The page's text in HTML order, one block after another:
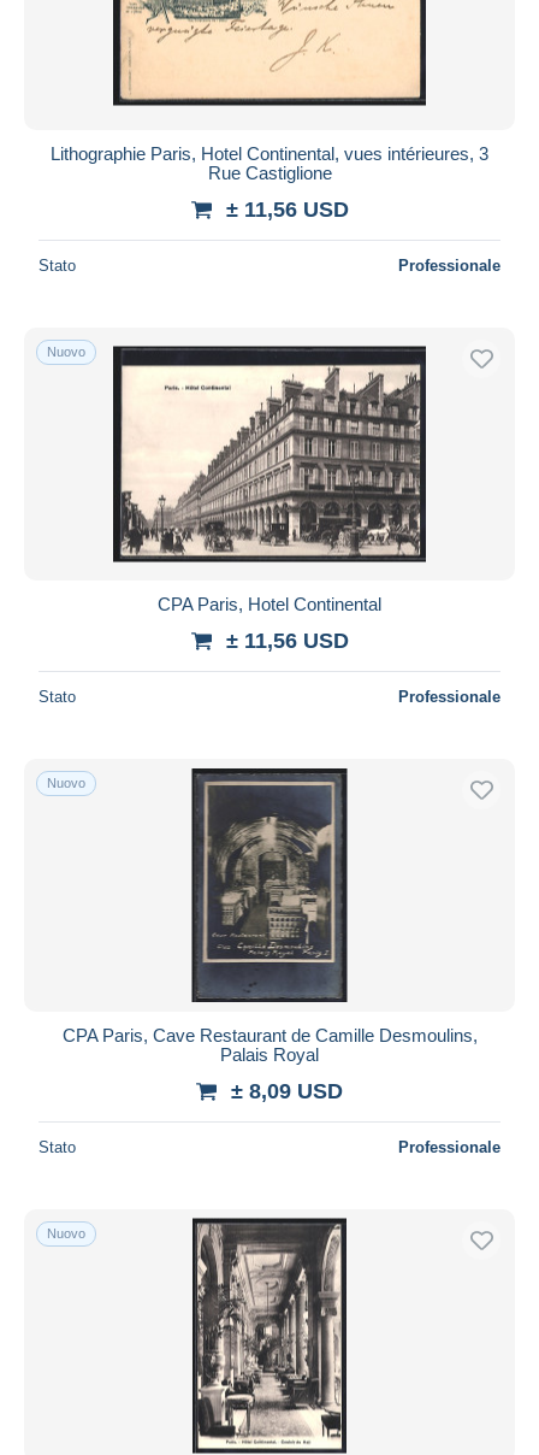
Lithographie Paris, Hotel Continental, vues intérieures, 3
Rue Castiglione
± 11,56 USD
Stato Professionale
Nuovo
CPA Paris, Hotel Continental
± 11,56 USD
Stato Professionale
Nuovo
CPA Paris, Cave Restaurant de Camille Desmoulins,
Palais Royal
± 8,09 USD
Stato Professionale
Nuovo